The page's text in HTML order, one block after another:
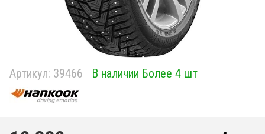
Артикул: 39466 В наличии Более 4 шт